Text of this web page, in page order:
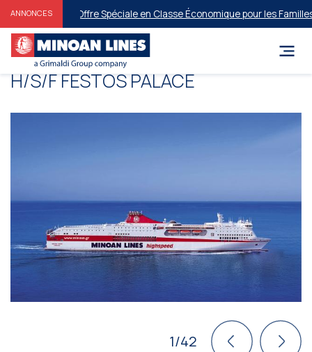
ANNONCES Offre Spéciale en Classe Économique pour les
Η/S/F FESTOS PALACΕ
1/42